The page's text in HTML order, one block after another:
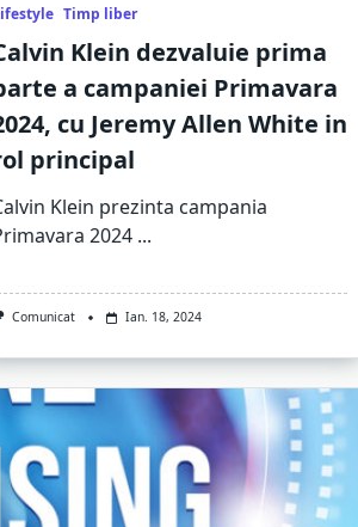
Timp liber
Klein dezvaluie prima
a campaniei Primavara
cu Jeremy Allen White in
principal
Klein prezinta campania
2024 ...
Comunicat Ian. 18, 2024